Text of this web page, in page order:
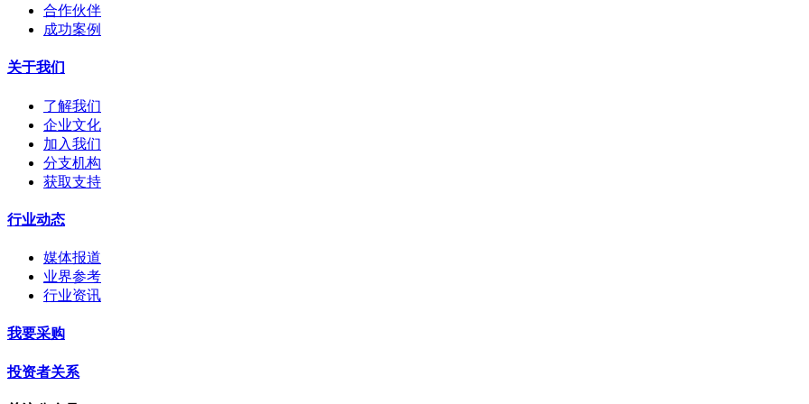
合作伙伴
成功案例
关于我们
了解我们
企业文化
加入我们
分支机构
获取支持
行业动态
媒体报道
业界参考
行业资讯
我要采购
投资者关系